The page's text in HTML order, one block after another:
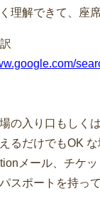
理解できて、座
の入り口もしく
るだけでもOK
メール、チケ
スポートを持っ